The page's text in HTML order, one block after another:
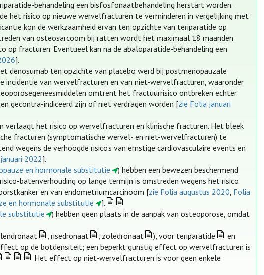
behandeling een bisfosfonaatbehandeling herstart worden.
het risico op nieuwe wervelfracturen te verminderen in vergelijking met
kon de werkzaamheid ervan ten opzichte van teriparatide op
van osteosarcoom bij ratten wordt het maximaal 18 maanden
op fracturen. Eventueel kan na de abaloparatide-behandeling een
].
denosumab ten opzichte van placebo werd bij postmenopauzale
incidentie van wervelfracturen en van niet-wervelfracturen, waaronder
omtrent het fractuurrisico ontbreken echter.
gecontra-indiceerd zijn of niet verdragen worden [zie Folia januari
verlaagt het risico op wervelfracturen en klinische fracturen. Het bleek
fracturen (symptomatische wervel- en niet-wervelfracturen) te
wegens de verhoogde risico's van ernstige cardiovasculaire events en
2022].
en hormonale substitutie
) hebben een bewezen beschermend
batenverhouding op lange termijn is omstreden wegens het risico
en van endometriumcarcinoom [zie Folia augustus 2020, Folia
en hormonale substitutie
].
substitutie
) hebben geen plaats in de aanpak van osteoporose, omdat
, risedronaat , zoledronaat ), voor teriparatide
en
op de botdensiteit; een beperkt gunstig effect op wervelfracturen is
Het effect op niet-wervelfracturen is voor geen enkele